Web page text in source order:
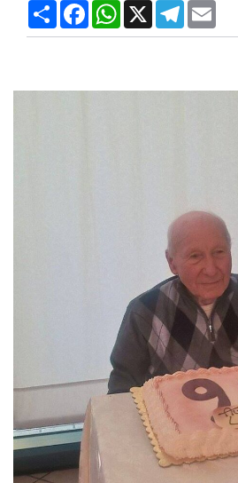
CondividiFacebookWhatsApp
X